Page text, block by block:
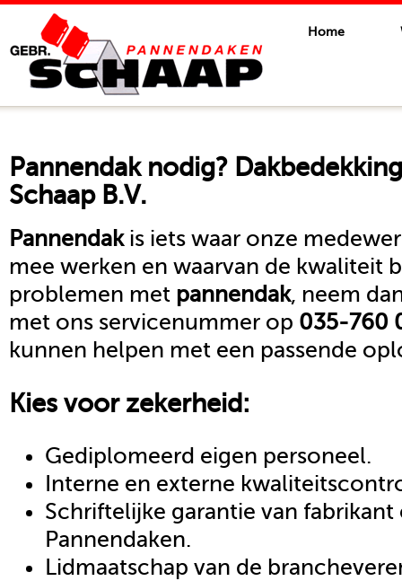
Home
Pannendaknodig?
Schaap B.V.
Pannendakis iets waar onze
mee werken en waarvan de kwaliteit
problemen met pannendak, neem
met ons servicenummer op 035-760
kunnen helpen met een passende
Kies voor zekerheid:
Gediplomeerd eigen personeel.
Interne en externe
Schriftelijke garantie van fabrikant
Pannendaken.
Lidmaatschap van de